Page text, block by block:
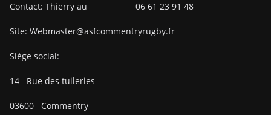
Contact: Thierry au 06 61 23 91 48
Site: Webmaster@asfcommentryrugby.fr
Siège social:
14 Rue des tuileries
03600 Commentry